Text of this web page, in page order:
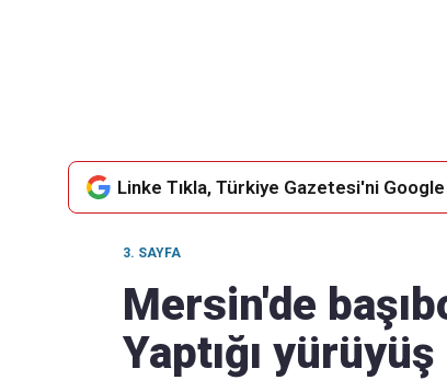
Linke Tıkla, Türkiye Gazetesi'ni
3. SAYFA
Mersin'de
Yaptığı